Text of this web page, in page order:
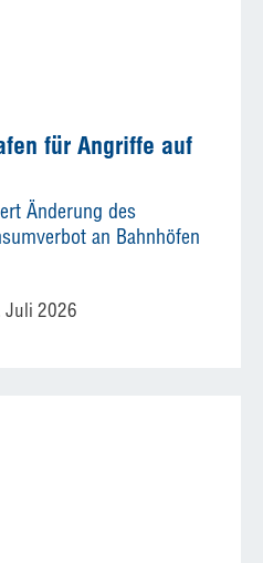
für Angriffe auf
Änderung des
an Bahnhöfen
Juli 2026